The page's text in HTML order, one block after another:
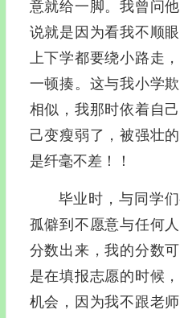
意就给一脚。我曾问
说就是因为看我不顺
上下学都要绕小路走
一顿揍。这与我小学
相似，我那时依着自
己变瘦弱了，被强壮
是纤毫不差！！
毕业时，与同学
孤僻到不愿意与任何
分数出来，我的分数
是在填报志愿的时候
机会，因为我不跟老